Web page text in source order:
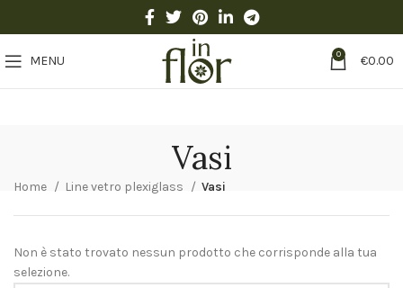
MENU 0 €0.00
Vasi
Home Line vetro plexiglass Vasi
Non è stato trovato nessun prodotto che corrisponde alla tua
selezione.